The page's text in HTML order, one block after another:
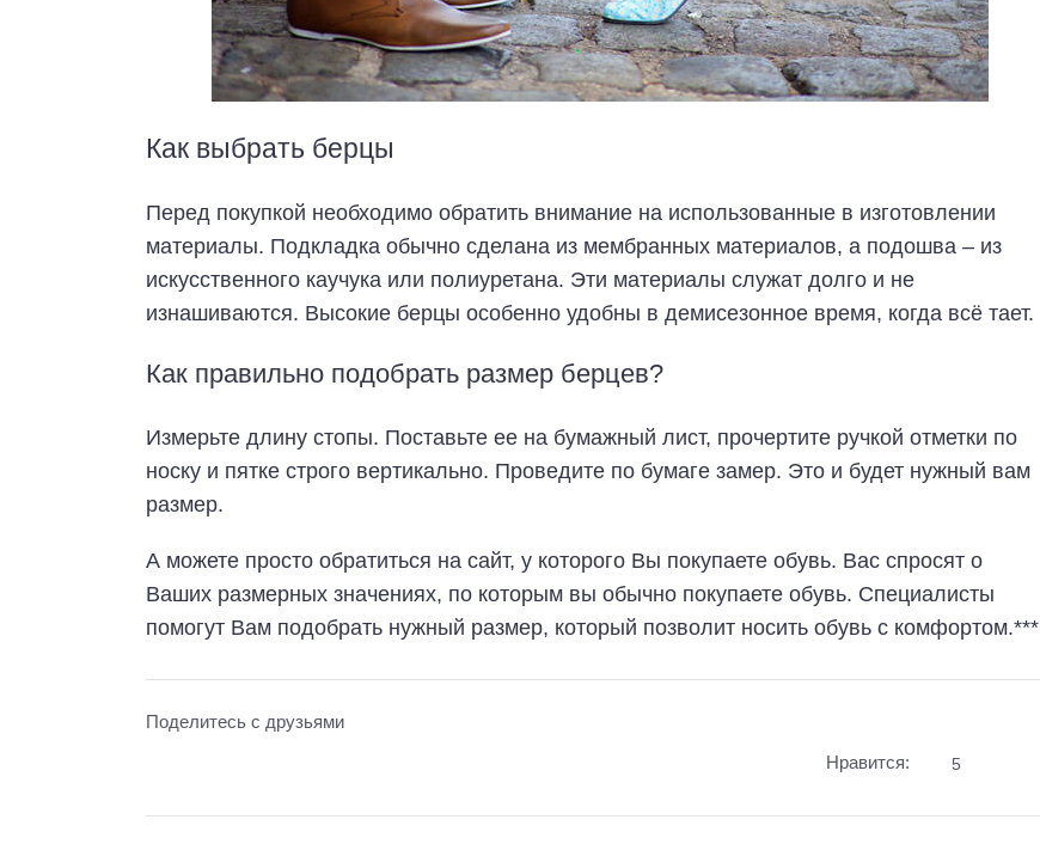
Как выбрать берцы
Перед покупкой необходимо обратить внимание на использованные в изготовлении
материалы. Подкладка обычно сделана из мембранных материалов, а подошва – из
искусственного каучука или полиуретана. Эти материалы служат долго и не
изнашиваются. Высокие берцы особенно удобны в демисезонное время, когда всё тает.
Как правильно подобрать размер берцев?
Измерьте длину стопы. Поставьте ее на бумажный лист, прочертите ручкой отметки по
носку и пятке строго вертикально. Проведите по бумаге замер. Это и будет нужный вам
размер.
А можете просто обратиться на сайт, у которого Вы покупаете обувь. Вас спросят о
Ваших размерных значениях, по которым вы обычно покупаете обувь. Специалисты
помогут Вам подобрать нужный размер, который позволит носить обувь с комфортом.***
Поделитесь с друзьями
Нравится: 5